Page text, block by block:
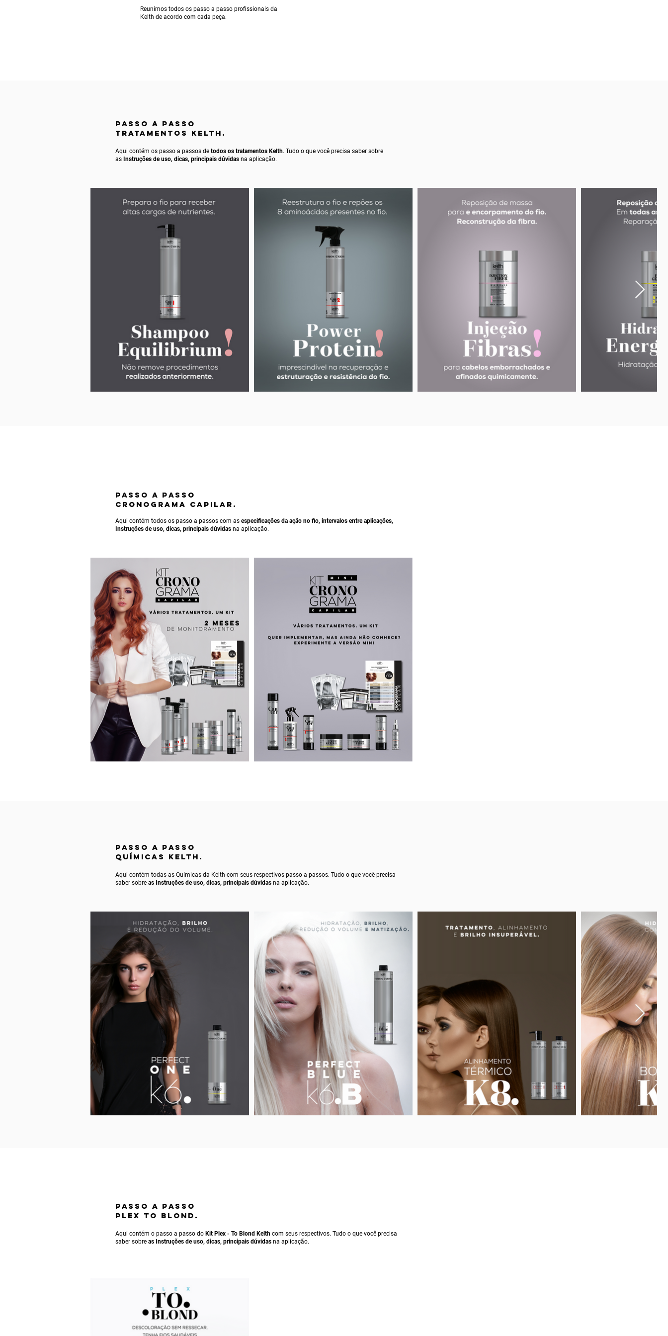
Reunimos todos os passo a passo profissionais da
Kelth de acordo com cada peça.
passo a passo
TRATAMENTOS KELTH.
Aqui contém os passo a passos de todos os tratamentos Kelth. Tudo o que você precisa saber sobre
as Instruções de uso, dicas, principais dúvidas na aplicação.
passo a passo
CRONOGRAMA CAPILAR.
Aqui contém todos os passo a passos com as especificações da ação no fio, intervalos entre aplicações,
Instruções de uso, dicas, principais dúvidas na aplicação.
passo a passo
QUÍMICAS KELTH.
Aqui contém todas as Químicas da Kelth com seus respectivos passo a passos. Tudo o que você precisa
saber sobre as Instruções de uso, dicas, principais dúvidas na aplicação.
passo a passo
pLEX TO BLOND.
Aqui contém o passo a passo do Kit Plex - To Blond Kelth com seus respectivos. Tudo o que você precisa
saber sobre as Instruções de uso, dicas, principais dúvidas na aplicação.